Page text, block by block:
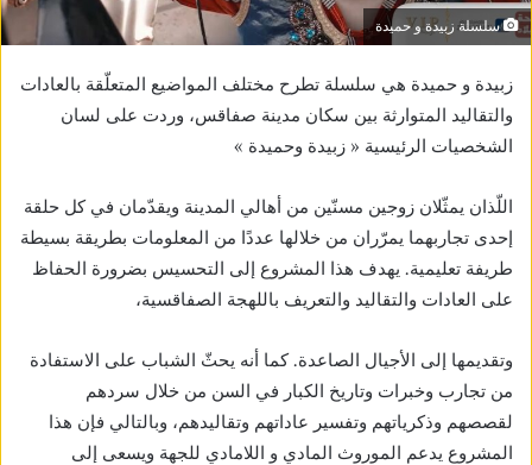
سلسلة زبيدة و حميدة
زبيدة و حميدة هي سلسلة تطرح مختلف المواضيع المتعلّقة بالعادات
والتقاليد المتوارثة بين سكان مدينة صفاقس، وردت على لسان
الشخصيات الرئيسية « زبيدة وحميدة »
اللّذان يمثّلان زوجين مسنّين من أهالي المدينة ويقدّمان في كل حلقة
إحدى تجاربهما يمرّران من خلالها عددًا من المعلومات بطريقة بسيطة
طريفة تعليمية. يهدف هذا المشروع إلى التحسيس بضرورة الحفاظ
على العادات والتقاليد والتعريف باللهجة الصفاقسية،
وتقديمها إلى الأجيال الصاعدة. كما أنه يحثّ الشباب على الاستفادة
من تجارب وخبرات وتاريخ الكبار في السن من خلال سردهم
لقصصهم وذكرياتهم وتفسير عاداتهم وتقاليدهم، وبالتالي فإن هذا
المشروع يدعم الموروث المادي و اللامادي للجهة ويسعى إلى